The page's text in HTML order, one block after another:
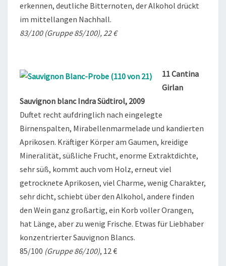
erkennen, deutliche Bitternoten, der Alkohol drückt
im mittellangen Nachhall.
83/100 (Gruppe 85/100), 22 €
11 Cantina
Girlan
Sauvignon blanc Indra Südtirol, 2009
Duftet recht aufdringlich nach eingelegte
Birnenspalten, Mirabellenmarmelade und kandierten
Aprikosen. Kräftiger Körper am Gaumen, kreidige
Mineralität, süßliche Frucht, enorme Extraktdichte,
sehr süß, kommt auch vom Holz, erneut viel
getrocknete Aprikosen, viel Charme, wenig Charakter,
sehr dicht, schiebt über den Alkohol, andere finden
den Wein ganz großartig, ein Korb voller Orangen,
hat Länge, aber zu wenig Frische. Etwas für Liebhaber
konzentrierter Sauvignon Blancs.
85/100 (Gruppe 86/100), 12 €